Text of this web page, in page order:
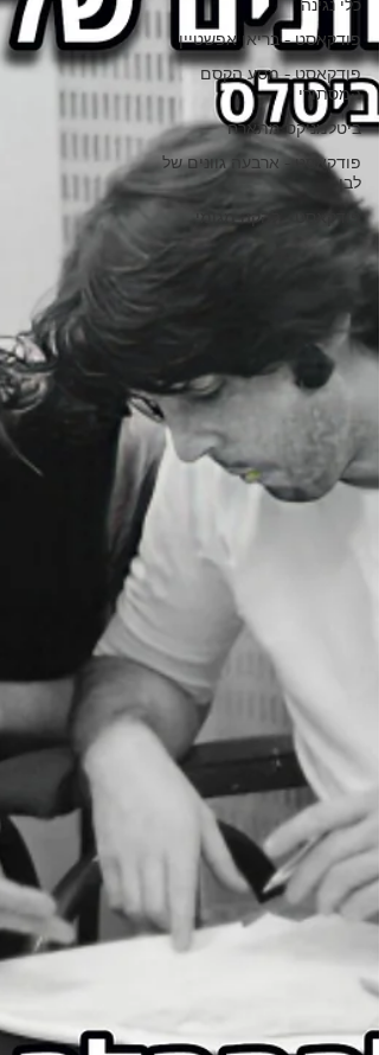
כלי נגינה
פודקאסט - בריאן אפשטיין
פודקאסט - מסע הקסם
המסתורי
ביטלמניקס מתארח
פודקאסט - ארבעה גוונים של
לבן
פודקאסט - להקה מגומי
המילטון, האמן הבריטי הגאון,